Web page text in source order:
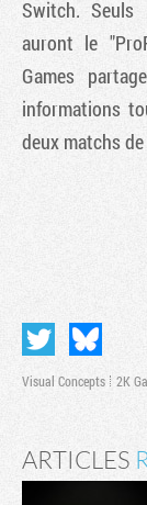
Switch. Seuls
auront le
Games
informations
deux matchs
Visual Concepts 2K
ARTICLES